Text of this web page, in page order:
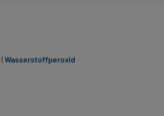
| Wasserstoffperoxid